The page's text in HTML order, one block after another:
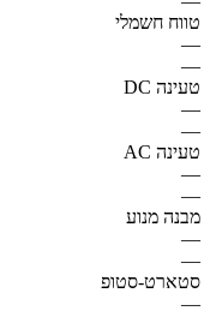
טווח חשמלי
—
—
טעינה DC
—
—
טעינה AC
—
—
מבנה מנוע
—
—
סטארט-סטופ
—